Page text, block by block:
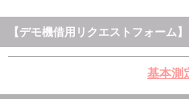
【デモ機借用リクエストフォーム】
基本測